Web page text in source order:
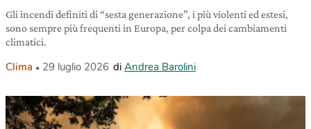
Gli incendi definiti di “sesta generazione”, i più violenti ed estesi,
sono sempre più frequenti in Europa, per colpa dei cambiamenti
climatici.
Clima 29 luglio 2026 di Andrea Barolini